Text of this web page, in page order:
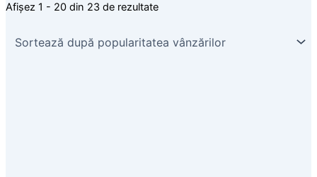
Afișez 1 - 20 din 23 de rezultate